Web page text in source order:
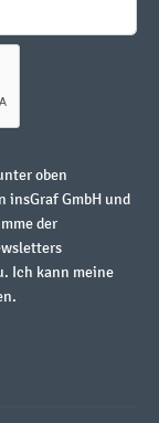
oben
insGraf GmbH und
der
Ich kann meine